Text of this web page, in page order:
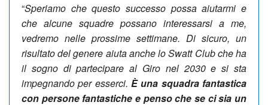
“Speriamo che questo successo possa aiutarmi e
che alcune squadre possano interessarsi a me,
vedremo nelle prossime settimane. Di sicuro, un
risultato del genere aiuta anche lo Swatt Club che ha
il sogno di partecipare al Giro nel 2030 e si sta
impegnando per esserci. È una squadra fantastica
con persone fantastiche e penso che se ci sia un